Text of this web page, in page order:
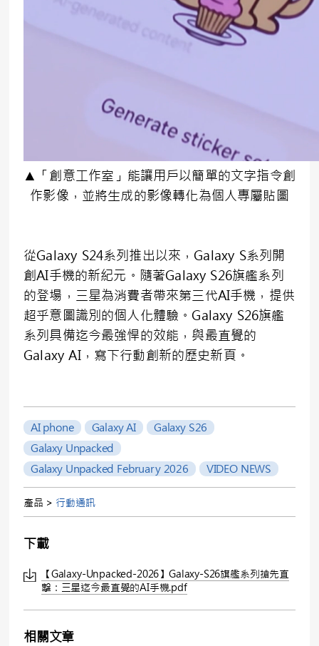
▲「創意工作室」能讓用戶以簡單的文字指令創
作影像，並將生成的影像轉化為個人專屬貼圖
從Galaxy S24系列推出以來，Galaxy S系列開
創AI手機的新紀元。隨著Galaxy S26旗艦系列
的登場，三星為消費者帶來第三代AI手機，提供
超乎意圖識別的個人化體驗。Galaxy S26旗艦
系列具備迄今最強悍的效能，與最直覺的
Galaxy AI，寫下行動創新的歷史新頁。
AI phone Galaxy AI
Galaxy S26
Galaxy Unpacked
Galaxy Unpacked February 2026
VIDEO NEWS
產品 > 行動通訊
下載
【Galaxy-Unpacked-2026】Galaxy-S26旗艦系列搶先直
擊：三星迄今最直覺的AI手機.pdf
相關文章